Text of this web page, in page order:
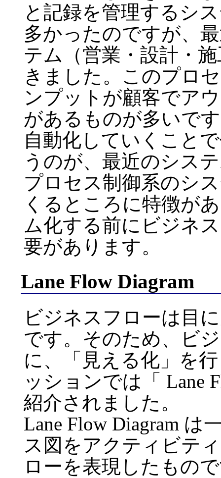
と記録を管理するシ
多かったのですが、
テム（営業・設計・
きました。このプロ
ンプットが顧客でア
があるものが多いで
自動化していくこと
うのが、最近のシス
プロセス制御系のシ
くるところに特徴が
ム化する前にビジネ
要があります。
Lane Flow Diagram
ビジネスフローは目
です。そのため、ビ
に、「見える化」を
ッションでは「 Lane
紹介されました。
Lane Flow Diagram は
ス図をアクティビテ
ローを表現したもの